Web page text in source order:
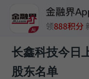
长鑫科技今日
股东名单